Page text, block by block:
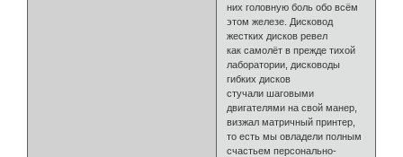
них головную боль обо всём
этом железе. Дисковод
жестких дисков ревел
как самолёт в прежде тихой
лаборатории, дисководы
гибких дисков
стучали шаговыми
двигателями на свой манер,
визжал матричный принтер,
то есть мы овладели полным
счастьем персонально-